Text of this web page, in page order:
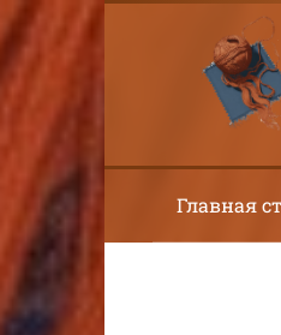
Перейти
к
контенту
Главная